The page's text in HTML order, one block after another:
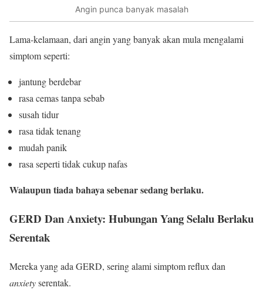
Angin punca banyak masalah
Lama-kelamaan, dari angin yang banyak akan mula mengalami
simptom seperti:
jantung berdebar
rasa cemas tanpa sebab
susah tidur
rasa tidak tenang
mudah panik
rasa seperti tidak cukup nafas
Walaupun tiada bahaya sebenar sedang berlaku.
GERD Dan Anxiety: Hubungan Yang Selalu Berlaku
Serentak
Mereka yang ada GERD, sering alami simptom reflux dan
anxietyserentak.